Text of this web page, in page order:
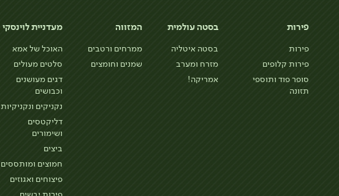
פירות
פירות
פירות קלופים
סופר פוד ותוספי
תזונה
בסטה עולמית
בסטה איטליה
מזרח ומערב
אמריקה!
המזווה
ממרחים ורטבים
שמנים וחומצים
מעדניית לוינסקי
האוכל של אמא
סלטים מעולים
דגים מעושנים
וכבושים
נקניקים ונקניקיות
דליקטסים
ושימורים
ביצים
חמוצים ומותססים
פיצוחים ואגוזים